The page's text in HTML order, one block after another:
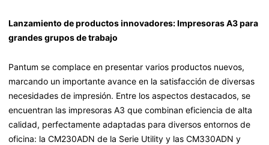
Lanzamiento de productos innovadores: Impresoras A3 para
grandes grupos de trabajo
Pantum se complace en presentar varios productos nuevos,
marcando un importante avance en la satisfacción de diversas
necesidades de impresión. Entre los aspectos destacados, se
encuentran las impresoras A3 que combinan eficiencia de alta
calidad, perfectamente adaptadas para diversos entornos de
oficina: la CM230ADN de la Serie Utility y las CM330ADN y